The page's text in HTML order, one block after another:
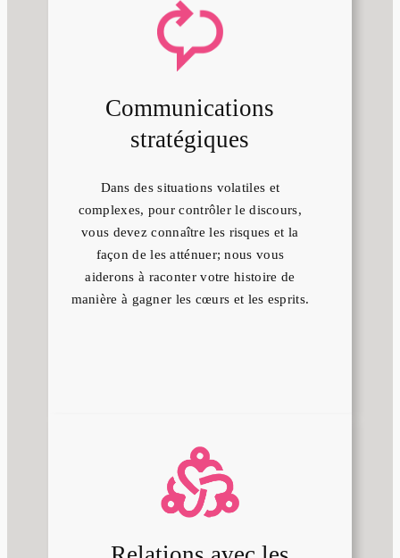
Communications
stratégiques
Dans des situations volatiles et
complexes, pour contrôler le discours,
vous devez connaître les risques et la
façon de les atténuer; nous vous
aiderons à raconter votre histoire de
manière à gagner les cœurs et les esprits.